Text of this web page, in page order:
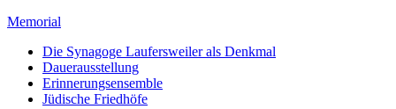
Memorial
Die Synagoge Laufersweiler als Denkmal
Dauerausstellung
Erinnerungsensemble
Jüdische Friedhöfe